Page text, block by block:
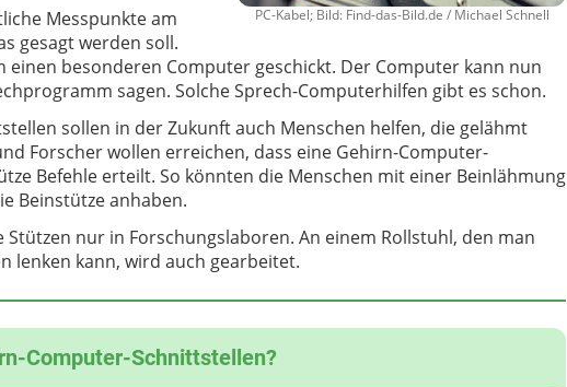
PC-Kabel; Bild: Find-das-Bild.de / Michael Schnell
Messpunkte am
gesagt werden soll.
einen besonderen Computer geschickt. Der Computer kann nun
sagen. Solche Sprech-Computerhilfen gibt es schon.
sollen in der Zukunft auch Menschen helfen, die gelähmt
Forscher wollen erreichen, dass eine Gehirn-Computer-
Befehle erteilt. So könnten die Menschen mit einer Beinlähmung
Beinstütze anhaben.
Stützen nur in Forschungslaboren. An einem Rollstuhl, den man
lenken kann, wird auch gearbeitet.
Computer-Schnittstellen?